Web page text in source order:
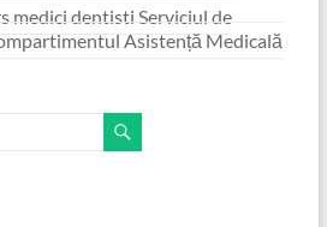
medici dentisti Serviciul de
Asistență Medicală